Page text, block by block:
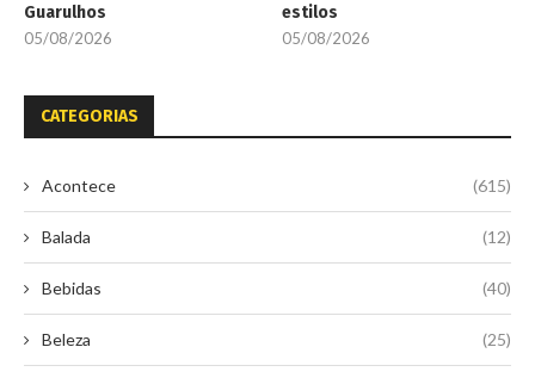
Guarulhos
05/08/2026
estilos
05/08/2026
CATEGORIAS
Acontece (615)
Balada (12)
Bebidas (40)
Beleza (25)